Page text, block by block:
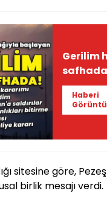
Gerilim
İran
son
Haberi
sitesine göre,
birlik mesajı verdi.